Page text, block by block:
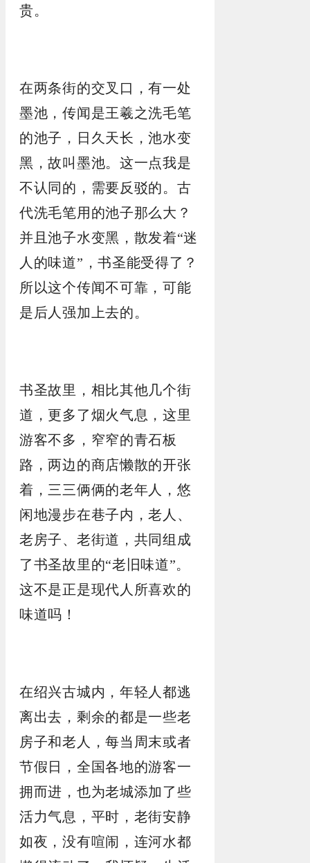
贵。
在两条街的交叉口，有一处
墨池，传闻是王羲之洗毛笔
的池子，日久天长，池水变
黑，故叫墨池。这一点我是
不认同的，需要反驳的。古
代洗毛笔用的池子那么大？
并且池子水变黑，散发着“迷
人的味道”，书圣能受得了？
所以这个传闻不可靠，可能
是后人强加上去的。
书圣故里，相比其他几个街
道，更多了烟火气息，这里
游客不多，窄窄的青石板
路，两边的商店懒散的开张
着，三三俩俩的老年人，悠
闲地漫步在巷子内，老人、
老房子、老街道，共同组成
了书圣故里的“老旧味道”。
这不是正是现代人所喜欢的
味道吗！
在绍兴古城内，年轻人都逃
离出去，剩余的都是一些老
房子和老人，每当周末或者
节假日，全国各地的游客一
拥而进，也为老城添加了些
活力气息，平时，老街安静
如夜，没有喧闹，连河水都